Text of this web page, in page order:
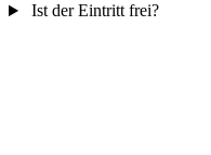
Ist der Eintritt frei?